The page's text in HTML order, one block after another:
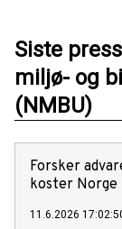
Siste
miljø- og
(NMBU)
Forsker
koster
11.6.2026